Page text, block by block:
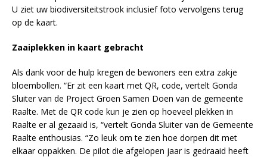
U ziet uw biodiversiteitstrook inclusief foto vervolgens terug
op de kaart.
Zaaiplekken in kaart gebracht
Als dank voor de hulp kregen de bewoners een extra zakje
bloembollen. “Er zit een kaart met QR, code, vertelt Gonda
Sluiter van de Project Groen Samen Doen van de gemeente
Raalte. Met de QR code kun je zien op hoeveel plekken in
Raalte er al gezaaid is, “vertelt Gonda Sluiter van de Gemeente
Raalte enthousias. “Zo leuk om te zien hoe dorpen dit met
elkaar oppakken. De pilot die afgelopen jaar is gedraaid heeft